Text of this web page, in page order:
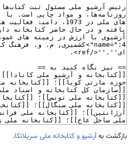
بازگشت بهآرشیو و کتابخانه ملی سریلانکا.